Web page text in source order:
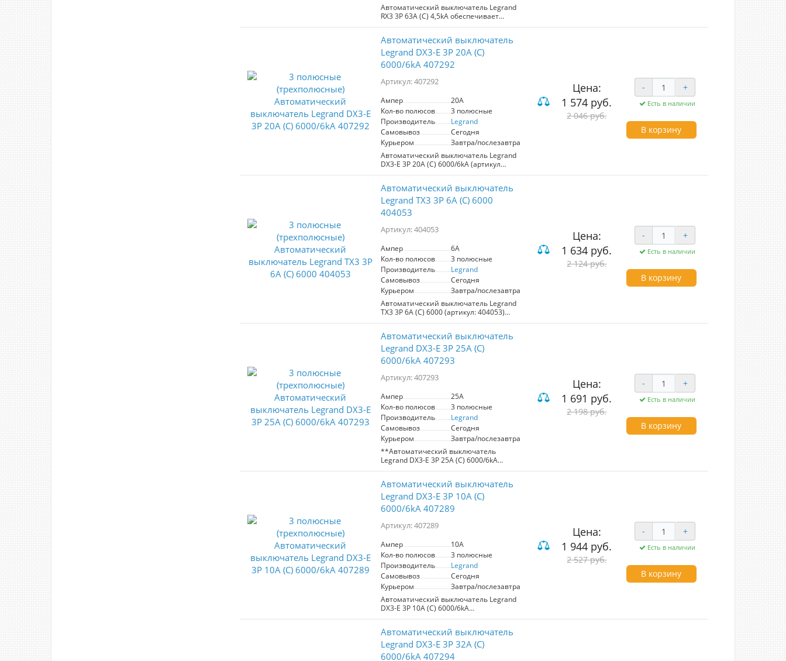
Автоматический выключатель Legrand
RX3 3P 63A (С) 4,5kA обеспечивает
надежную защиту электрической сети
замыканий. С номинальным током 63A
и максимальным током отключения
4,5kA, он подходит для подключения
трехфазных систем. Идеален для
использования в жилых и
коммерческих помещениях, гарантируя
электрических устройств.
Автоматический выключатель
Legrand DX3-E 3P 20А (С)
6000/6kA 407292
Артикул: 407292
Ампер
20A
Кол-во полюсов
3 полюсные
Производитель
Legrand
Самовывоз
Сегодня
Курьером
Завтра/послезавтра
Автоматический выключатель Legrand
DX3-E 3P 20А (С) 6000/6kA (артикул
407292) — надежное решение для
дома. С номинальным током 20А и
максимальным током отключения 6кA,
он эффективно предотвращает
повреждения оборудования от
перенапряжений, превышения
мощности и коротких замыканий.
Этот выключатель идеально подходит
для ситуаций, где требуется
безопасное подключение трехфазных
систем, например, в жилых домах,
офисах или производственных
помещениях. Обеспечивая
стабильность и защиту для всех
потребителей электроэнергии, он
является необходимым элементом
любой электросистемы. Выбор Legrand
— это гарантия качества и надежности.
Цена:
1 574 руб.
2 046 руб.
- +
Есть в наличии
В корзину
Автоматический выключатель
Legrand TX3 3P 6A (С) 6000
404053
Артикул: 404053
Ампер
6A
Кол-во полюсов
3 полюсные
Производитель
Legrand
Самовывоз
Сегодня
Курьером
Завтра/послезавтра
Автоматический выключатель Legrand
TX3 3P 6A (С) 6000 (артикул: 404053)
обеспечивает надежную защиту
перенапряжений, превышения
номинальной мощности до 6A и
коротких замыканий. С возможностью
подключения до 3 фаз, он идеально
подходит для использования в жилых и
коммерческих помещениях, где
всех электроприборов. Серия TX3 с
максимальным током в 6kA
гарантирует высокую эффективность
защиты, что делает данный
выключатель незаменимым элементом
в системах электроснабжения.
Подходит для установки в новых и
реконструируемых объектах, а также в
случаях повышения требований к
безопасности электроустановок.
Цена:
1 634 руб.
2 124 руб.
- +
Есть в наличии
В корзину
Автоматический выключатель
Legrand DX3-E 3P 25А (С)
6000/6kA 407293
Артикул: 407293
Ампер
25A
Кол-во полюсов
3 полюсные
Производитель
Legrand
Самовывоз
Сегодня
Курьером
Завтра/послезавтра
**Автоматический выключатель
Legrand DX3-E 3P 25А (С) 6000/6kA
(артикул 407293)**
Автоматический выключатель Legrand
DX3-E обеспечивает надежную защиту
электрической сети от
перенапряжений, превышения
номинальной мощности (25A) и
коротких замыканий. Поддерживает
идеальным решением для
комплексной защиты
электрооборудования в вашем доме. С
максимальным током отключения 6kA,
серия DX гарантирует высокую степень
безопасности и надежности работы
системы электроснабжения.
Цена:
1 691 руб.
2 198 руб.
- +
Есть в наличии
В корзину
Автоматический выключатель
Legrand DX3-E 3P 10А (С)
6000/6kA 407289
Артикул: 407289
Ампер
10A
Кол-во полюсов
3 полюсные
Производитель
Legrand
Самовывоз
Сегодня
Курьером
Завтра/послезавтра
Автоматический выключатель Legrand
DX3-E 3P 10А (С) 6000/6kA
предназначен для защиты
перенапряжений и коротких
замыканий. Номинальный ток 10А,
максимальный ток отключения 6кA.
Цена:
1 944 руб.
2 527 руб.
- +
Есть в наличии
В корзину
Автоматический выключатель
Legrand DX3-E 3P 32А (С)
6000/6kA 407294